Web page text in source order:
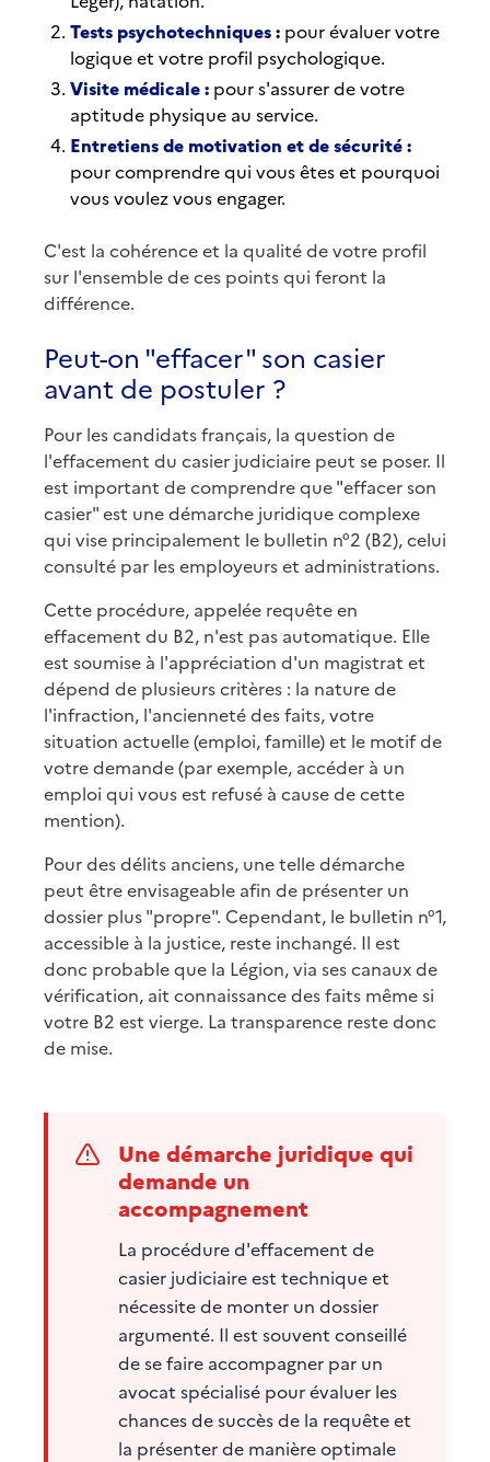
Tests psychotechniques : pour évaluer votre
logique et votre profil psychologique.
Visite médicale : pour s'assurer de votre
aptitude physique au service.
Entretiens de motivation et de sécurité :
pour comprendre qui vous êtes et pourquoi
vous voulez vous engager.
C'est la cohérence et la qualité de votre profil
sur l'ensemble de ces points qui feront la
différence.
Peut-on "effacer" son casier
avant de postuler ?
Pour les candidats français, la question de
l'effacement du casier judiciaire peut se poser. Il
est important de comprendre que "effacer son
casier" est une démarche juridique complexe
qui vise principalement le bulletin n°2 (B2), celui
consulté par les employeurs et administrations.
Cette procédure, appelée requête en
effacement du B2, n'est pas automatique. Elle
est soumise à l'appréciation d'un magistrat et
dépend de plusieurs critères : la nature de
l'infraction, l'ancienneté des faits, votre
situation actuelle (emploi, famille) et le motif de
votre demande (par exemple, accéder à un
emploi qui vous est refusé à cause de cette
mention).
Pour des délits anciens, une telle démarche
peut être envisageable afin de présenter un
dossier plus "propre". Cependant, le bulletin n°1,
accessible à la justice, reste inchangé. Il est
donc probable que la Légion, via ses canaux de
vérification, ait connaissance des faits même si
votre B2 est vierge. La transparence reste donc
de mise.
Une démarche juridique qui
demande un
accompagnement
La procédure d'effacement de
casier judiciaire est technique et
nécessite de monter un dossier
argumenté. Il est souvent conseillé
de se faire accompagner par un
avocat spécialisé pour évaluer les
chances de succès de la requête et
la présenter de manière optimale